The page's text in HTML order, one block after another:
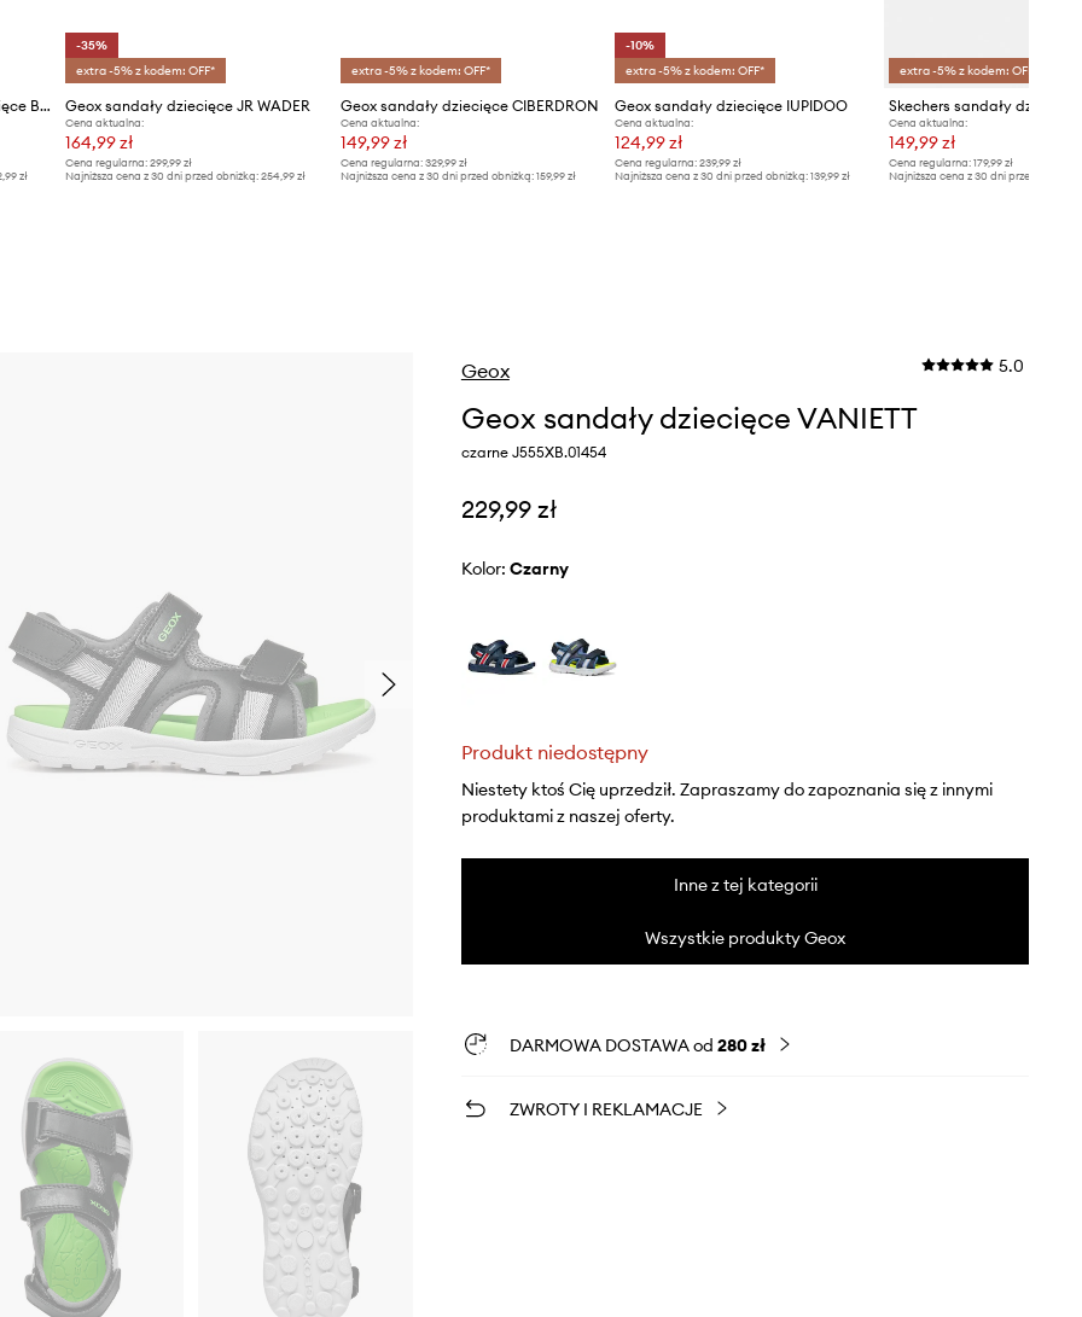
Geox sandały sportowe dziecięce BOREALIS
zł
-35%
extra -5% z kodem: OFF*
Geox sandały dziecięce JR WADER
Cena aktualna:
164,99 zł
Cena regularna: 299,99 zł
Najniższa cena z 30 dni przed obniżką: 254,99 zł
extra -5% z kodem: OFF*
Geox sandały dziecięce CIBERDRON
Cena aktualna:
149,99 zł
Cena regularna: 329,99 zł
Najniższa cena z 30 dni przed obniżką: 159,99 zł
-10%
extra -5% z kodem: OFF*
Geox sandały dziecięce IUPIDOO
Cena aktualna:
124,99 zł
Cena regularna:239,99 zł
Najniższa cena z 30 dni przed obniżką:139,99 zł
extra -5% z kodem: OFF*
Cena aktualna:
149,99 zł
Cena regularna: 179,99 zł
Najniższa cena z 30 dni przed obniżką:
Geox 5.0
Geox sandały dziecięce VANIETT
czarne J555XB.01454
229,99 zł
Kolor: czarny
Produkt niedostępny
Niestety ktoś Cię uprzedził. Zapraszamy do zapoznania się z innymi
produktami z naszej oferty.
Inne z tej kategorii
Wszystkie produkty Geox
DARMOWA DOSTAWA od 280 zł
ZWROTY I REKLAMACJE